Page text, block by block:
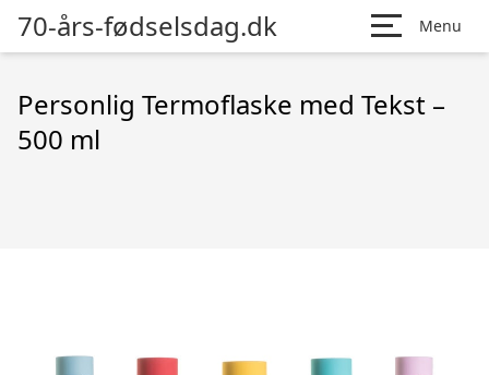
70-års-fødselsdag.dk Menu
Personlig Termoflaske med Tekst –
500 ml